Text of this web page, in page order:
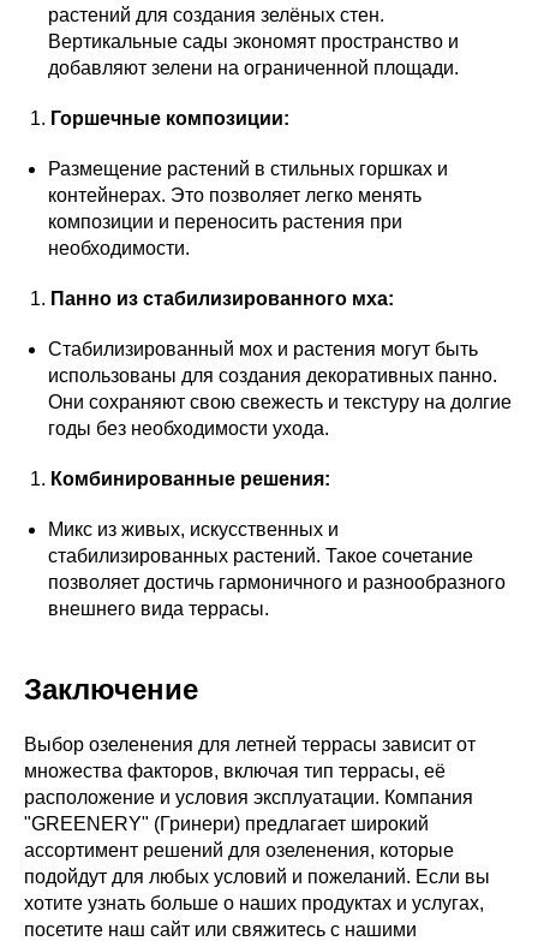
растений для создания зелёных стен.
Вертикальные сады экономят пространство и
добавляют зелени на ограниченной площади.
Горшечные композиции:
Размещение растений в стильных горшках и
контейнерах. Это позволяет легко менять
композиции и переносить растения при
необходимости.
Панно из стабилизированного мха:
Стабилизированный мох и растения могут быть
использованы для создания декоративных панно.
Они сохраняют свою свежесть и текстуру на долгие
годы без необходимости ухода.
Комбинированные решения:
Микс из живых, искусственных и
стабилизированных растений. Такое сочетание
позволяет достичь гармоничного и разнообразного
внешнего вида террасы.
Заключение
Выбор озеленения для летней террасы зависит от
множества факторов, включая тип террасы, её
расположение и условия эксплуатации. Компания
"GREENERY" (Гринери) предлагает широкий
ассортимент решений для озеленения, которые
подойдут для любых условий и пожеланий. Если вы
хотите узнать больше о наших продуктах и услугах,
посетите наш сайт или свяжитесь с нашими